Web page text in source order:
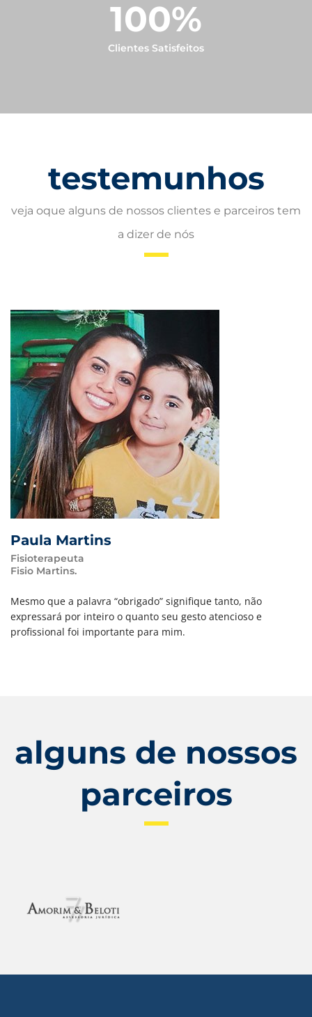
100%
Clientes Satisfeitos
testemunhos
veja oque alguns de nossos clientes e parceiros tem
a dizer de nós
Paula Martins
Fisioterapeuta
Fisio Martins.
Mesmo que a palavra “obrigado” signifique tanto, não
expressará por inteiro o quanto seu gesto atencioso e
profissional foi importante para mim.
alguns de nossos
parceiros